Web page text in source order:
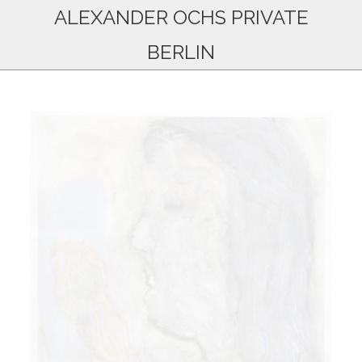
ALEXANDER OCHS PRIVATE
BERLIN